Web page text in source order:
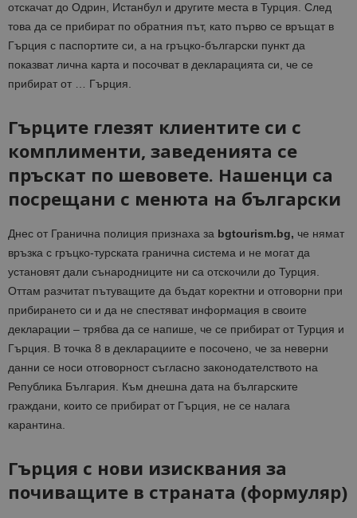
отскачат до Одрин, Истанбул и другите места в Турция. След
това да се прибират по обратния път, като първо се връщат в
Гърция с паспортите си, а на гръцко-български пункт да
показват лична карта и посочват в декларацията си, че се
прибират от … Гърция.
Гърците глезят клиентите си с
комплименти, заведенията се
пръскат по шевовете. Нашенци са
посрещани с менюта на български
Днес от Гранична полиция признаха за bgtourism.bg, че нямат
връзка с гръцко-турската гранична система и не могат да
установят дали сънародниците ни са отскочили до Турция.
Оттам разчитат пътуващите да бъдат коректни и отговорни при
прибирането си и да не спестяват информация в своите
декларации – трябва да се напише, че се прибират от Турция и
Гърция. В точка 8 в декларациите е посочено, че за неверни
данни се носи отговорност съгласно законодателството на
Република България. Към днешна дата на българските
граждани, които се прибират от Гърция, не се налага
карантина.
Гърция с нови изисквания за
почиващите в страната (формуляр)